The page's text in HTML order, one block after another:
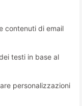
contenuti di email
testi in base al
personalizzazioni